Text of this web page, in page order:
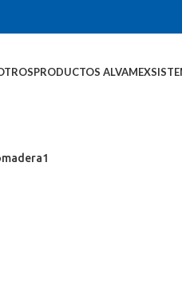
PRODUCTOS ALVAMEX